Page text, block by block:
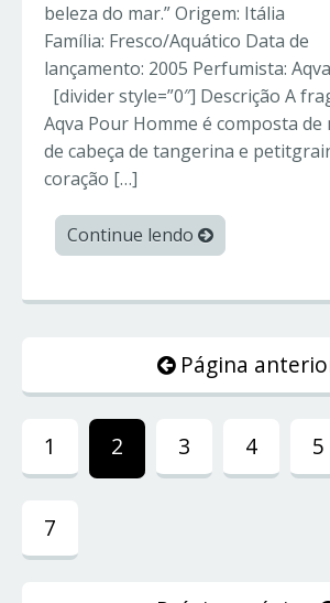
beleza do mar.” Origem: Itália
Família: Fresco/Aquático Data de
lançamento: 2005 Perfumista:
[divider style=”0″] Descrição A
Aqva Pour Homme é composta
de cabeça de tangerina e
coração […]
Continue lendo
Página
1 2 3 4 5
7